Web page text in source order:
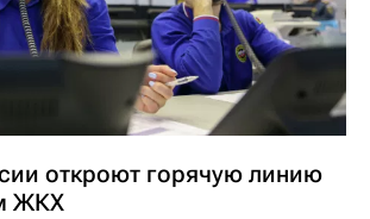
откроют горячую линию
ЖКХ